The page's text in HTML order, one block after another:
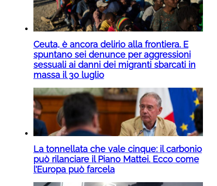
Ceuta, è ancora delirio alla frontiera. E
spuntano sei denunce per aggressioni
sessuali ai danni dei migranti sbarcati in
massa il 30 luglio
La tonnellata che vale cinque: il carbonio
può rilanciare il Piano Mattei. Ecco come
l’Europa può farcela